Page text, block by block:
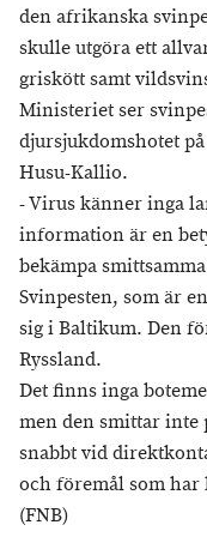
den afrikanska
skulle utgöra ett
griskött samt
Ministeriet ser
djursjukdomshotet
Husu-Kallio.
- Virus känner inga
information är en
bekämpa
Svinpesten, som är
sig i Baltikum. Den
Ryssland.
Det finns inga
men den smittar inte
snabbt vid
och föremål som
(FNB)